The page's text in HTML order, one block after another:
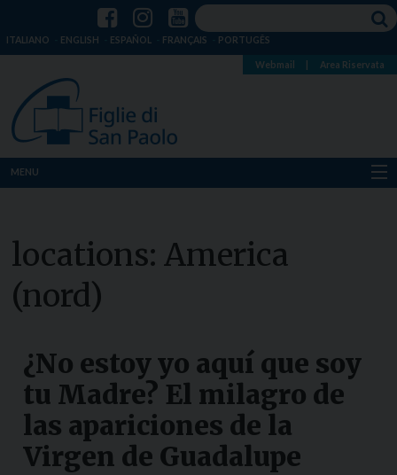
ITALIANO ENGLISH ESPAÑOL FRANÇAIS PORTUGÊS
Webmail Area Riservata
MENU
Dove siamo
Notizie
Media
locations: America
(nord)
¿No estoy yo aquí que soy
tu Madre? El milagro de
las apariciones de la
Virgen de Guadalupe